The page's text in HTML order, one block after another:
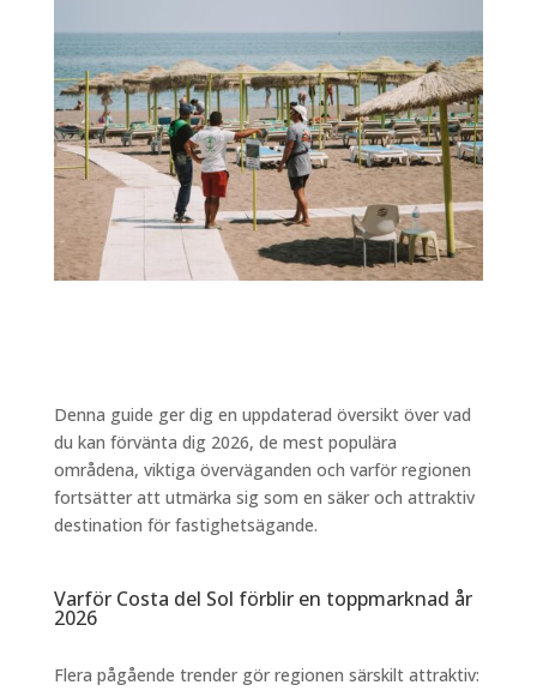
Denna guide ger dig en uppdaterad översikt över vad
du kan förvänta dig 2026, de mest populära
områdena, viktiga överväganden och varför regionen
fortsätter att utmärka sig som en säker och attraktiv
destination för fastighetsägande.
Varför Costa del Sol förblir en toppmarknad år
2026
Flera pågående trender gör regionen särskilt attraktiv: